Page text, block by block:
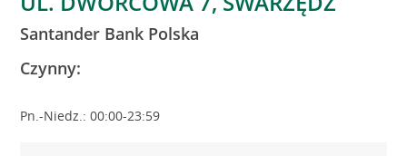
Santander Bank Polska
Czynny:
Pn.-Niedz.: 00:00-23:59